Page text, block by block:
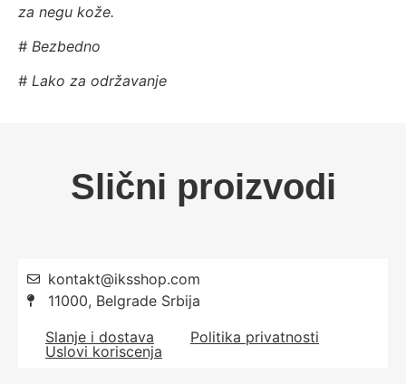
za negu kože.
# Bezbedno
# Lako za održavanje
Slični proizvodi
kontakt@iksshop.com
11000, Belgrade Srbija
Slanje i dostava
Politika privatnosti
Uslovi koriscenja